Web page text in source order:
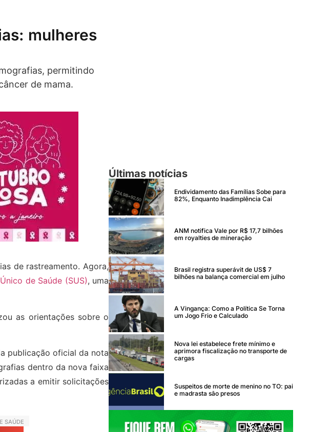
mulheres
permitindo
de mama.
de rastreamento. Agora,
de Saúde (SUS), uma
as orientações sobre o
publicação oficial da nota
dentro da nova faixa
a emitir solicitações
SAÚDE
Últimas notícias
Endividamento das Famílias Sobe para
82%, Enquanto Inadimplência Cai
ANM notifica Vale por R$ 17,7 bilhões
em royalties de mineração
Brasil registra superávit de US$ 7
bilhões na balança comercial em julho
A Vingança: Como a Política Se Torna
um Jogo Frio e Calculado
Nova lei estabelece frete mínimo e
aprimora fiscalização no transporte de
cargas
Suspeitos de morte de menino no TO: pai
e madrasta são presos